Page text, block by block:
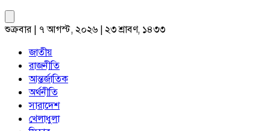
শুক্রবার | ৭ আগস্ট, ২০২৬ | ২৩ শ্রাবণ, ১৪৩৩
জাতীয়
রাজনীতি
আন্তর্জাতিক
অর্থনীতি
সারাদেশ
খেলাধুলা